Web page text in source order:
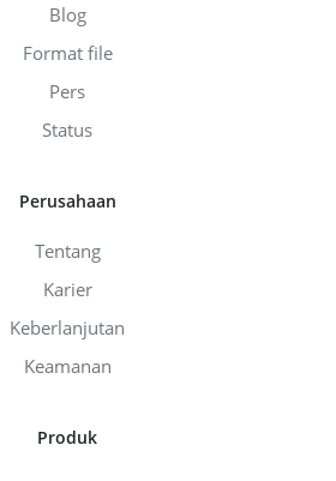
Blog
Format file
Pers
Status
Perusahaan
Tentang
Karier
Keberlanjutan
Keamanan
Produk